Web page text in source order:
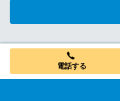
電話する